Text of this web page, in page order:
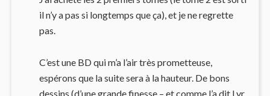
il n’y a pas si longtemps que ça), et je ne regrette
pas.
C’est une BD qui m’a l’air très prometteuse,
espérons que la suite sera à la hauteur. De bons
dessins (d’une grande finesse – et comme l’a dit Lyr